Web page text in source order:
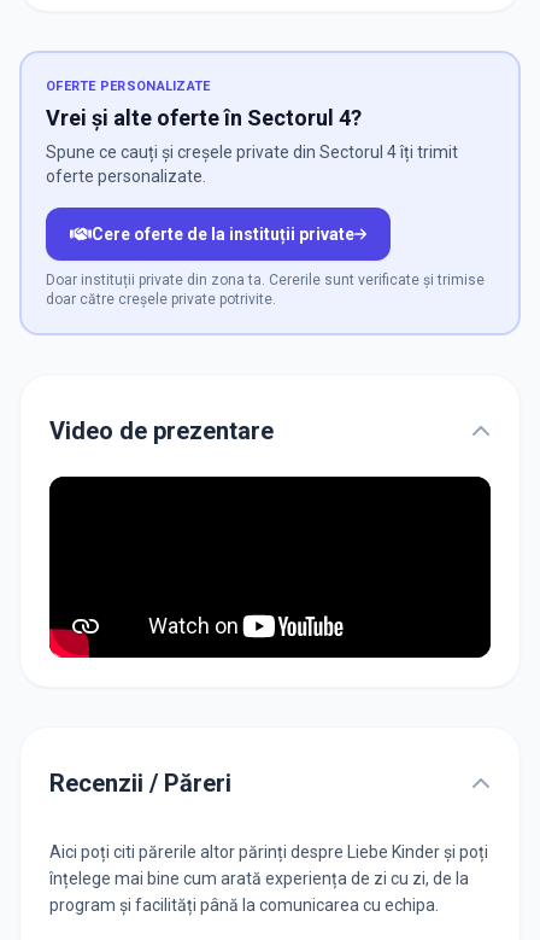
OFERTE PERSONALIZATE
Vrei și alte oferte în Sectorul 4?
Spune ce cauți și creșele private din Sectorul 4 îți trimit
oferte personalizate.
Cere oferte de la instituții private
Doar instituții private din zona ta. Cererile sunt verificate și trimise
doar către creșele private potrivite.
Video de prezentare
Recenzii / Păreri
Aici poți citi părerile altor părinți despre Liebe Kinder și poți
înțelege mai bine cum arată experiența de zi cu zi, de la
program și facilități până la comunicarea cu echipa.